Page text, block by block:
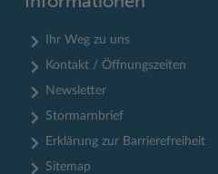
Ihr Weg zu uns
Kontakt / Öffnungszeiten
Newsletter
Stormarnbrief
Erklärung zur Barrierefreiheit
Sitemap